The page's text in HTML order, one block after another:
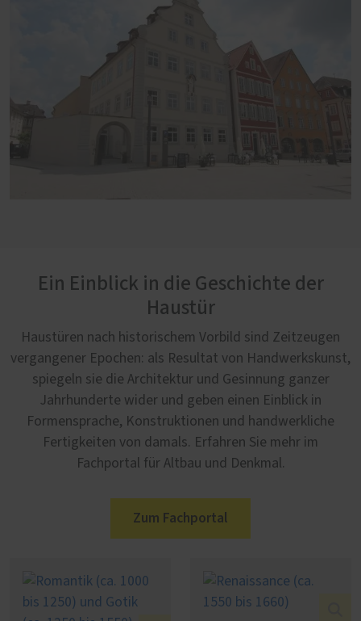
nach erteilter Genehmigung der Denkmalschutzbehörde
ausgelöst werden. Übrigens: Dank der steuerrechtlichen
Absetzung für Abnutzung, umgangssprachlich auch
genannt, können Sie
bis zu 100 % der
geltend machen
Ein Einblick in die Geschichte der
Haustür
Haustüren nach historischem Vorbild sind Zeitzeugen
vergangener Epochen: als Resultat von Handwerkskunst,
spiegeln sie die Architektur und Gesinnung ganzer
Jahrhunderte wider und geben einen Einblick in
Formensprache, Konstruktionen und handwerkliche
Fertigkeiten von damals. Erfahren Sie mehr im
Fachportal für Altbau und Denkmal.
Zum Fachportal